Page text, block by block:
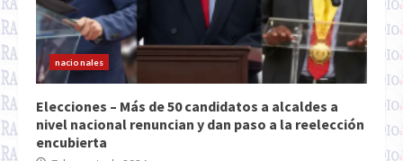
nacionales
Elecciones – Más de 50 candidatos a alcaldes a
nivel nacional renuncian y dan paso a la reelección
encubierta